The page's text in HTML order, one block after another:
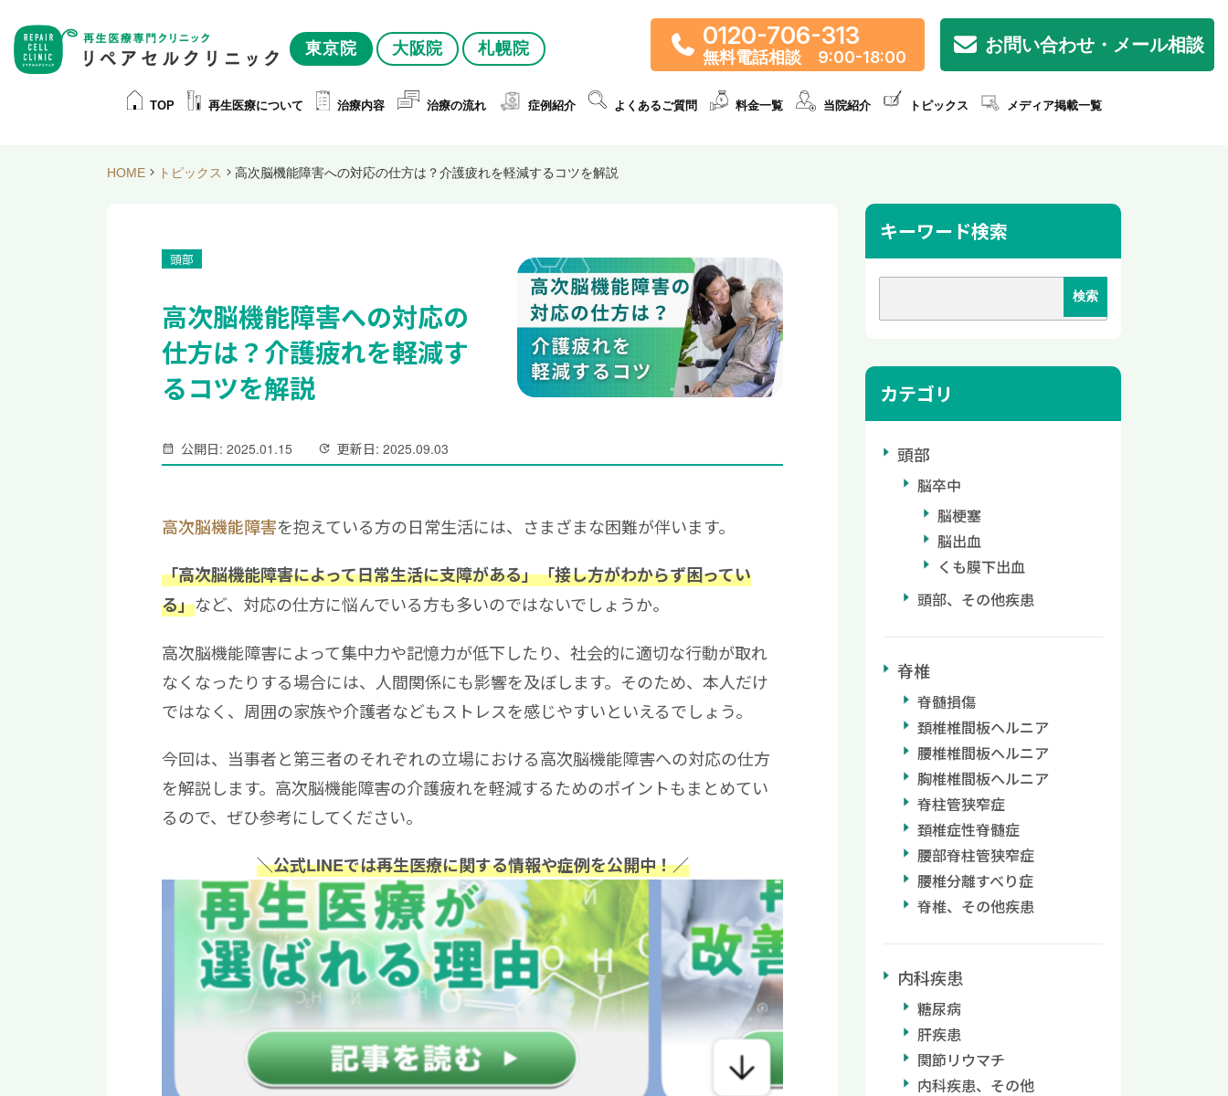
東京院 大阪院 札幌院 0120-706-313
無料電話相談 9:00-18:00
お問い合わせ・メール相談
TOP 再生医療について 治療内容 治療の流れ 症例紹介 よくあるご質問 料金一覧 当院紹介 トピックス メディア掲載一覧
HOME トピックス 高次脳機能障害への対応の仕方は？介護疲れを軽減するコツを解説
頭部
高次脳機能障害への対応の
仕方は？介護疲れを軽減す
るコツを解説
公開日: 2025.01.15 更新日: 2025.09.03
高次脳機能障害を抱えている方の日常生活には、さまざまな困難が伴います。
「高次脳機能障害によって日常生活に支障がある」「接し方がわからず困ってい
る」など、対応の仕方に悩んでいる方も多いのではないでしょうか。
高次脳機能障害によって集中力や記憶力が低下したり、社会的に適切な行動が取れ
なくなったりする場合には、人間関係にも影響を及ぼします。そのため、本人だけ
ではなく、周囲の家族や介護者などもストレスを感じやすいといえるでしょう。
今回は、当事者と第三者のそれぞれの立場における高次脳機能障害への対応の仕方
を解説します。高次脳機能障害の介護疲れを軽減するためのポイントもまとめてい
るので、ぜひ参考にしてください。
＼公式LINEでは再生医療に関する情報や症例を公開中！／
キーワード検索
カテゴリ
頭部
脳卒中
脳梗塞
脳出血
くも膜下出血
頭部、その他疾患
脊椎
脊髄損傷
頚椎椎間板ヘルニア
腰椎椎間板ヘルニア
胸椎椎間板ヘルニア
脊柱管狭窄症
頚椎症性脊髄症
腰部脊柱管狭窄症
腰椎分離すべり症
脊椎、その他疾患
内科疾患
糖尿病
肝疾患
関節リウマチ
内科疾患、その他